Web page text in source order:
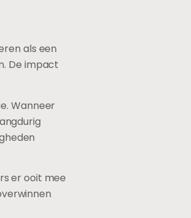
als een
De impact
Wanneer
er ooit mee